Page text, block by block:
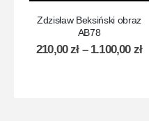
Zdzisław Beksiński obraz
AB78
210,00zł – 1.100,00 zł